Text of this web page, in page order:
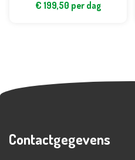
€ 199,50 per dag
Contactgegevens